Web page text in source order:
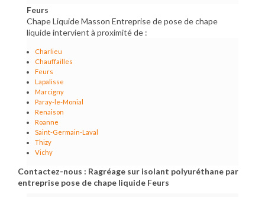
Feurs
Chape Liquide Masson Entreprise de pose de chape
liquide intervient à proximité de :
Charlieu
Chauffailles
Feurs
Lapalisse
Marcigny
Paray-le-Monial
Renaison
Roanne
Saint-Germain-Laval
Thizy
Vichy
Contactez-nous : Ragréage sur isolant polyuréthane par
entreprise pose de chape liquide Feurs